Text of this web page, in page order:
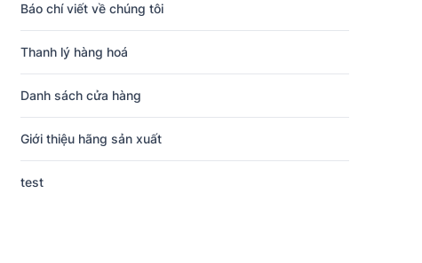
Báo chí viết về chúng tôi
Thanh lý hàng hoá
Danh sách cửa hàng
Giới thiệu hãng sản xuất
test